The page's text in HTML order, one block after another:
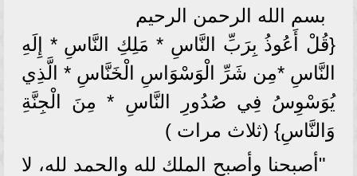
بسم الله الرحمن الرحيم
{قُلْ أَعُوذُ بِرَبِّ النَّاسِ * مَلِكِ النَّاسِ * إِلَهِ
النَّاسِ *مِن شَرِّ الْوَسْوَاسِ الْخَنَّاسِ * الَّذِي
يُوَسْوِسُ فِي صُدُورِ النَّاسِ * مِنَ الْجِنَّةِ
وَالنَّاسِ} (ثلاث مرات )
"أصبحنا وأصبح الملك لله والحمد لله، لا